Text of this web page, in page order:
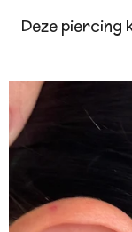
Deze piercing